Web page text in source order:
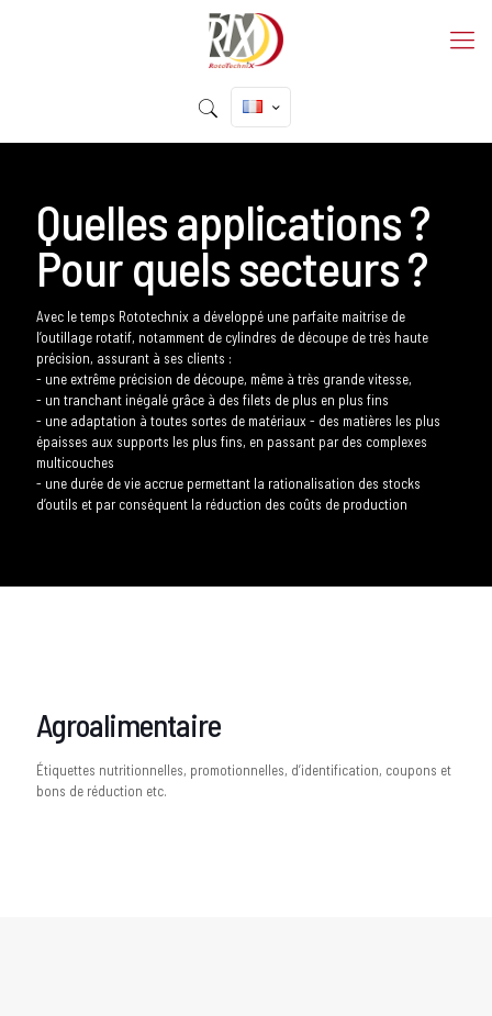
Quelles applications ?
Pour quels secteurs ?
Avec le temps Rototechnix a développé une parfaite maitrise de
l’outillage rotatif, notamment de cylindres de découpe de très haute
précision, assurant à ses clients :
- une extrême précision de découpe, même à très grande vitesse,
- un tranchant inégalé grâce à des filets de plus en plus fins
- une adaptation à toutes sortes de matériaux - des matières les plus
épaisses aux supports les plus fins, en passant par des complexes
multicouches
- une durée de vie accrue permettant la rationalisation des stocks
d’outils et par conséquent la réduction des coûts de production
Agroalimentaire
Étiquettes nutritionnelles, promotionnelles, d’identification, coupons et
bons de réduction etc.